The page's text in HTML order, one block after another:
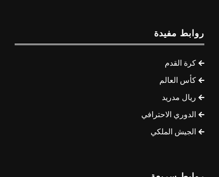
روابط مفيدة
كرة القدم
كأس العالم
ريال مدريد
الدوري الاحترافي
الجيش الملكي